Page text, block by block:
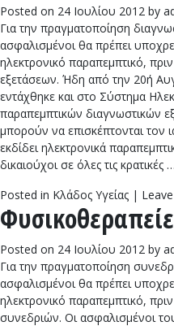
Posted on 24 Ιουλίου 2012 by
Για την πραγματοποίηση
ασφαλισμένοι θα πρέπει
ηλεκτρονικό παραπεμπτικό,
εξετάσεων. Ήδη από την 20ή
εντάχθηκε και στο Σύστημα
παραπεμπτικών διαγνωστικών
μπορούν να επισκέπτονται τον
εκδίδει ηλεκτρονικά
δικαιούχοι σε όλες τις κρατικές …
Posted in Κλάδος Υγείας |
Posted on 24 Ιουλίου 2012 by
Για την πραγματοποίηση
ασφαλισμένοι θα πρέπει
ηλεκτρονικό παραπεμπτικό,
συνεδριών. Οι ασφαλισμένοι